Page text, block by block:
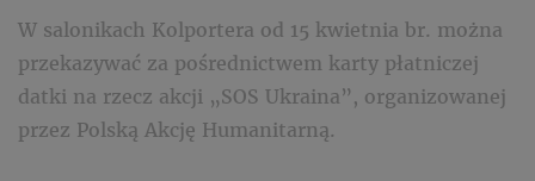
W salonikach Kolportera od 15 kwietnia br. można
przekazywać za pośrednictwem karty płatniczej
datki na rzecz akcji „SOS Ukraina”, organizowanej
przez Polską Akcję Humanitarną.